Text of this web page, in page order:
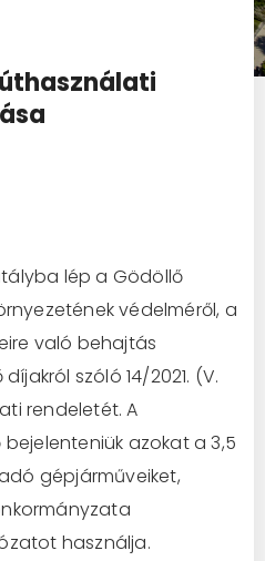
lép a Gödöllő
védelméről, a
való behajtás
szóló 14/2021. (V.
rendeletét. A
azokat a 3,5
gépjárműveiket,
használja.